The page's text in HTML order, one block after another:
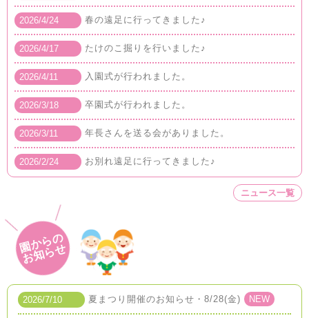
2026/4/24 春の遠足に行ってきました♪
2026/4/17 たけのこ掘りを行いました♪
2026/4/11 入園式が行われました。
2026/3/18 卒園式が行われました。
2026/3/11 年長さんを送る会がありました。
2026/2/24 お別れ遠足に行ってきました♪
ニュース一覧
園からの
お知らせ
2026/7/10 夏まつり開催のお知らせ・8/28(金) NEW